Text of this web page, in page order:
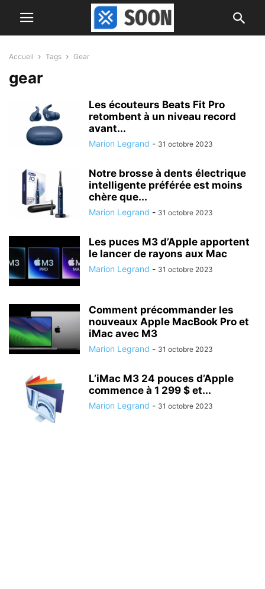
Accueil Tags Gear
gear
Les écouteurs Beats Fit Pro
retombent à un niveau record
avant...
Marion Legrand - 31 octobre 2023
Notre brosse à dents électrique
intelligente préférée est moins
chère que...
Marion Legrand - 31 octobre 2023
Les puces M3 d’Apple apportent
le lancer de rayons aux Mac
Marion Legrand - 31 octobre 2023
Comment précommander les
nouveaux Apple MacBook Pro et
iMac avec M3
Marion Legrand - 31 octobre 2023
L’iMac M3 24 pouces d’Apple
commence à 1 299 $ et...
Marion Legrand - 31 octobre 2023